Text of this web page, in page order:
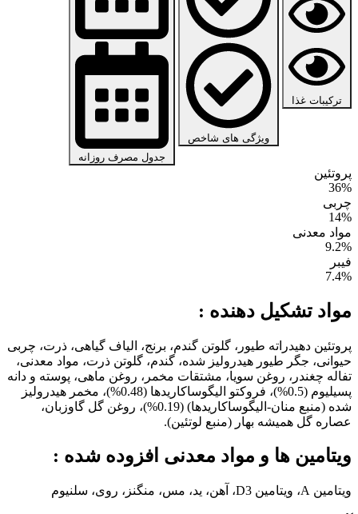
ترکیبات غذا
ویژگی های شاخص
جدول مصرف روزانه
پروتئین
36%
چربی
14%
مواد معدنی
9.2%
فیبر
7.4%
مواد تشکیل دهنده :
پروتئین دهیدراته طیور، گلوتن گندم، برنج، الیاف گیاهی، ذرت، چربی
حیوانی، جگر طیور هیدرولیز شده، گندم، گلوتن ذرت، مواد معدنی،
تفاله چغندر، روغن سویا، مشتقات مخمر، روغن ماهی، پوسته و دانه
پسیلیوم (0.5%)، فروکتو الیگوساکاریدها (0.48%)، مخمر هیدرولیز
شده (منبع منان-الیگوساکاریدها) (0.19%)، روغن گل گاوزبان،
عصاره گل همیشه بهار (منبع لوتئین).
ویتامین ها و مواد معدنی افزوده شده :
ویتامین A، ویتامین D3، آهن، ید، مس، منگنز، روی، سلنیوم